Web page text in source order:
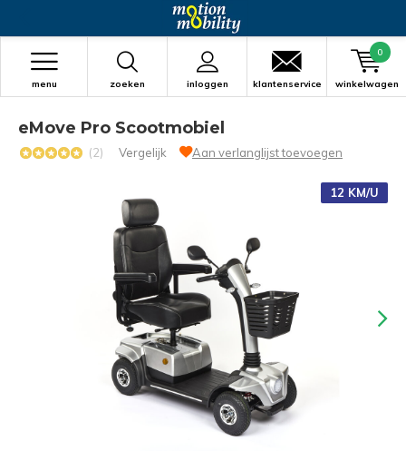
zoeken inloggen
menu klantenservice winkelwagen
0
eMove Pro Scootmobiel
(2) Vergelijk Aan verlanglijst toevoegen
12 KM/U